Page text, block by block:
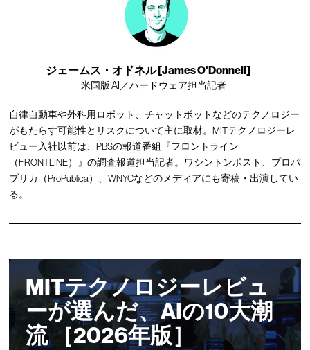
ジェームス・オドネル [James O'Donnell]
米国版 AI／ハードウェア担当記者
自律自動車や外科用ロボット、チャットボットなどのテクノロジー
がもたらす可能性とリスクについて主に取材。MITテクノロジーレ
ビュー入社以前は、PBSの報道番組『フロントライン
（FRONTLINE）』の調査報道担当記者。ワシントンポスト、プロパ
ブリカ（ProPublica）、WNYCなどのメディアにも寄稿・出演してい
る。
MITテクノロジーレビュ
ーが選んだ、AIの10大潮
流 ［2026年版］